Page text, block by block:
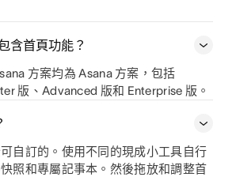
含首頁功能？
方案均為 Asana 方案，包括
版、Advanced 版和 Enterprise 版。
自訂的。使用不同的現成小工具自行
照和專屬記事本。然後拖放和調整首